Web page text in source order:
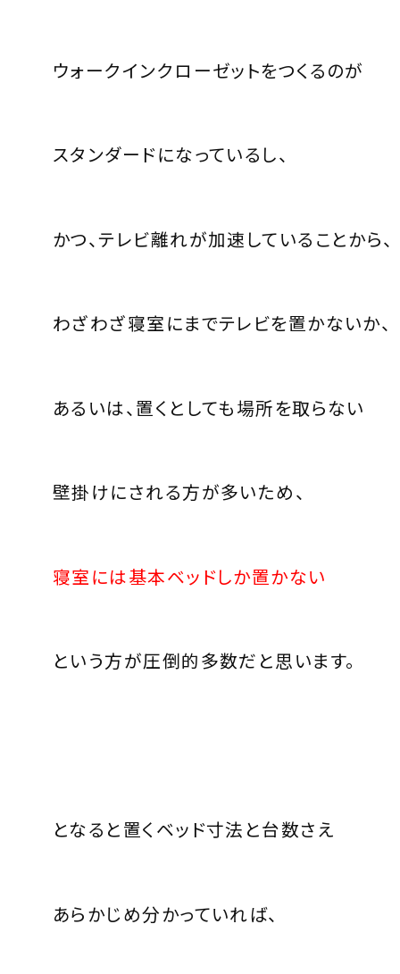
ウォークインクローゼットをつくるのが
スタンダードになっているし、
かつ、テレビ離れが加速していることから、
わざわざ寝室にまでテレビを置かないか、
あるいは、置くとしても場所を取らない
壁掛けにされる方が多いため、
寝室には基本ベッドしか置かない
という方が圧倒的多数だと思います。
となると置くベッド寸法と台数さえ
あらかじめ分かっていれば、